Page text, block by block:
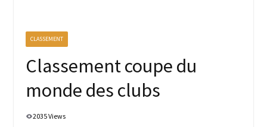
CLASSEMENT
Classement coupe du
monde des clubs
2035 Views